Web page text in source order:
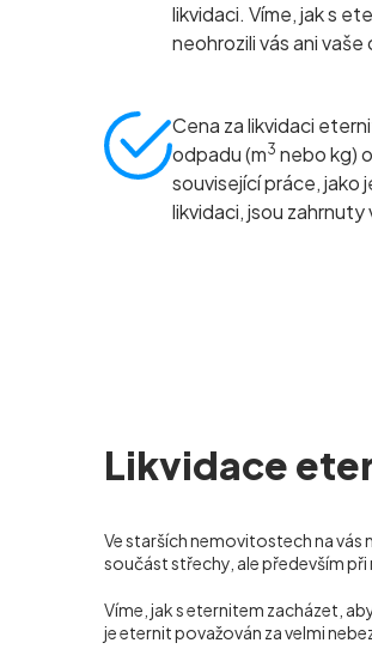
likvidaci. Víme, jak s
neohrozili vás ani vaše
Cena za likvidaci
odpadu (m3 nebo kg)
související práce, jako
likvidaci, jsou zahrnuty
Likvidace
Ve starších nemovitostech na
součást střechy, ale především
Víme, jak s eternitem zacházet,
je eternit považován za velmi